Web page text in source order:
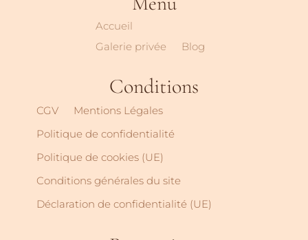
Accueil
Galerie privée
Blog
Conditions
CGV
Mentions Légales
Politique de confidentialité
Politique de cookies (UE)
Conditions générales du site
Déclaration de confidentialité (UE)